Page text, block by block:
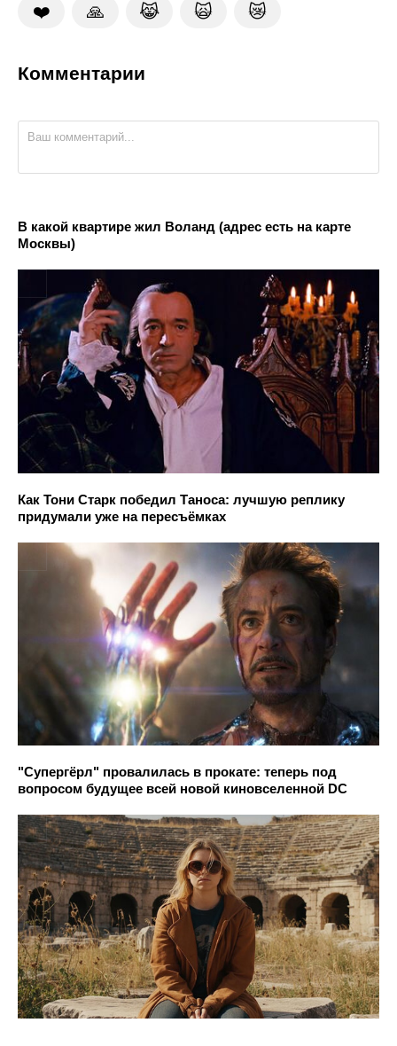
❤️ 🙏 😹 🙀 😿
Комментарии
В какой квартире жил Воланд (адрес есть на карте
Москвы)
Как Тони Старк победил Таноса: лучшую реплику
придумали уже на пересъёмках
"Супергёрл" провалилась в прокате: теперь под
вопросом будущее всей новой киновселенной DC